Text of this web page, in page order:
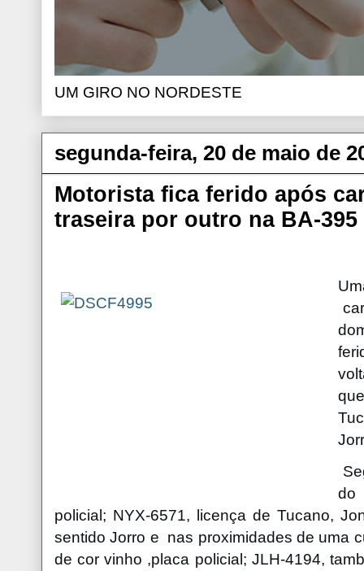
UM GIRO NO NORDESTE
segunda-feira, 20 de maio de
Motorista fica ferido após
traseira por outro na BA-395
do
policial; NYX-6571, licença de Tucano,
sentido Jorro e nas proximidades de uma
de cor vinho ,placa policial; JLH-4194,